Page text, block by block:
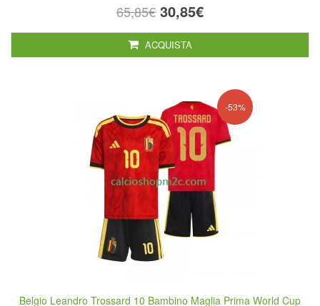
65,85€ 30,85€
ACQUISTA
-53%
Belgio Leandro Trossard 10 Bambino Maglia Prima World Cup